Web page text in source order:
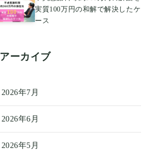
実質100万円の和解で解決したケ
ース
アーカイブ
2026年7月
2026年6月
2026年5月